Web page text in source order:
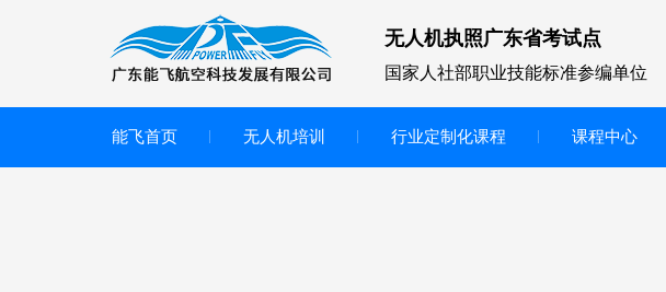
无人机执照广东省考试点
国家人社部职业技能标准参编单位
能飞首页 无人机培训 行业定制化课程 课程中心